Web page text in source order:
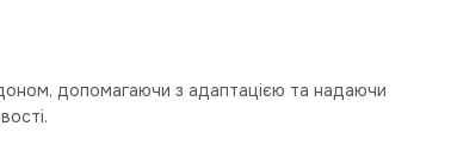
допомагаючи з адаптацією та надаючи